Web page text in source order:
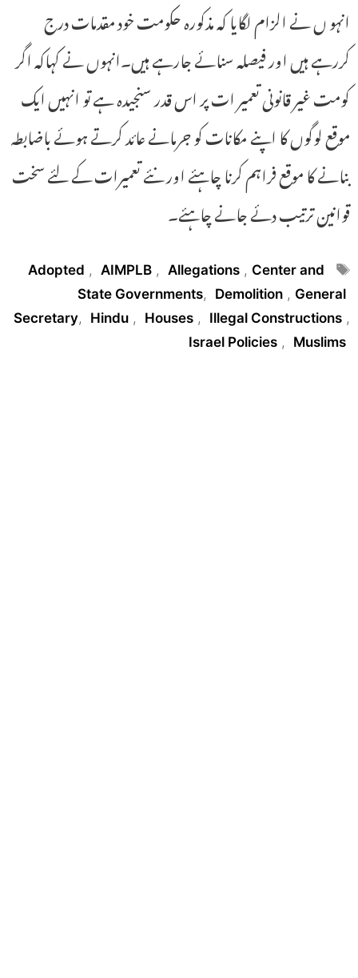
انہو ں نے الزام لگایا کہ مذکورہ حکومت خود مقدمات درج
کررہے ہیں اور فیصلہ سنائے جارہے ہیں۔انہوں نے کہاکہ اگر
کومت غیر قانونی تعمیر ات پر اس قدر سنجیدہ ہے تو انہیں ایک
موقع لوگوں کا اپنے مکانات کو جرمانے عائد کرتے ہوئے باضابطہ
بنانے کا موقع فراہم کرنا چاہئے اور نئے تعمیرات کے لئے سخت
قوانین ترتیب دئے جانے چاہئے۔
Tags
Adopted , AIMPLB , Allegations , Center and
State Governments, Demolition , General
Secretary, Hindu , Houses , Illegal Constructions ,
Israel Policies , Muslims